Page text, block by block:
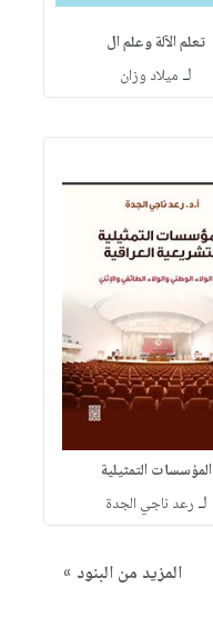
تعلم الآلة وعلم ال
لـ ميلاد وزان
المؤسسات التمثيلية
لـ رعد ناجي الجدة
المزيد من البنود »